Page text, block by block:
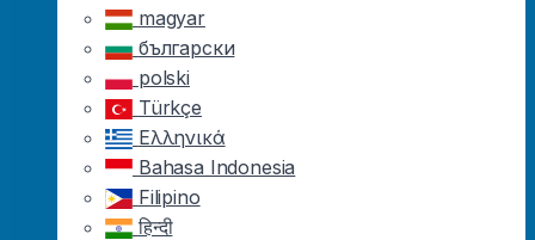
magyar
български
polski
Türkçe
Ελληνικά
Bahasa Indonesia
Filipino
हिन्दी